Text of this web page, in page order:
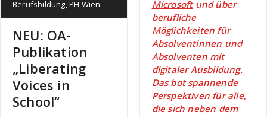
Berufsbildung,PH Wien
NEU: OA-
Publikation
„Liberating
Voices in
School“
Microsoftund über
berufliche
Möglichkeiten für
Absolventinnen und
Absolventen mit
digitaler Ausbildung.
Das bot spannende
Perspektiven für alle,
die sich neben dem